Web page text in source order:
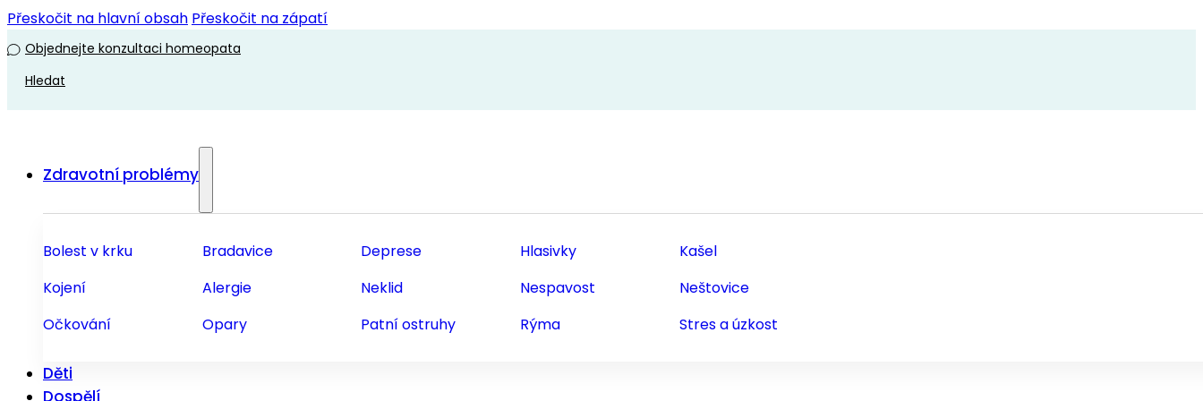
Přeskočit na hlavní obsah Přeskočit na zápatí
Objednejte konzultaci homeopata
Hledat
Zdravotní problémy
Bolest v krku Bradavice Deprese Hlasivky
Kašel
Kojení
Alergie Neklid Nespavost
Neštovice
Očkování
Opary Patní ostruhy Rýma Stres a úzkost
Děti
Dospělí